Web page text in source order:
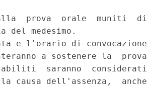
prova  orale  muniti  di
del medesimo.
e l'orario di convocazione
a sostenere la  prova
saranno  considerati
causa dell'assenza,  anche